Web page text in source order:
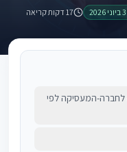
3 ביוני 2026
17 דקות קריאה
לחברה-המעסיקה לפי